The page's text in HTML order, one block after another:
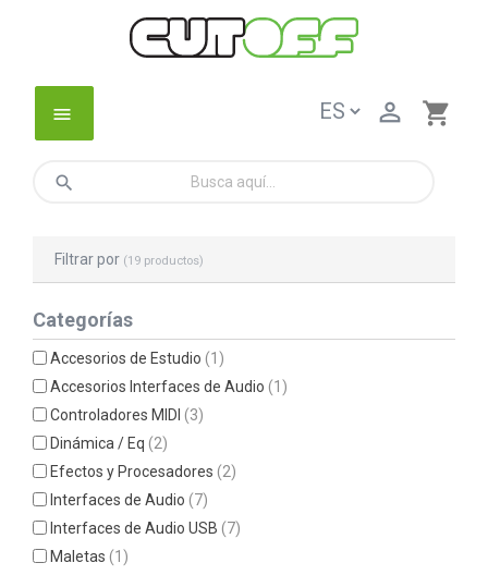
menu shopping_cart

search
Filtrar por (19 productos)
Categorías
Accesorios de Estudio(1)
Accesorios Interfaces de Audio(1)
Controladores MIDI(3)
Dinámica / Eq(2)
Efectos y Procesadores(2)
Interfaces de Audio(7)
Interfaces de Audio USB(7)
Maletas(1)